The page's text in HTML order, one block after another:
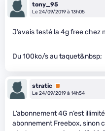
tony_95
Le 24/09/2019 à 13h05
J’avais testé la 4g free chez
Du 100ko/s au taquet&nbsp;
stratic Premium
Le 24/09/2019 à 14h54
L’abonnement 4G n’est
abonnement Freebox, sinon